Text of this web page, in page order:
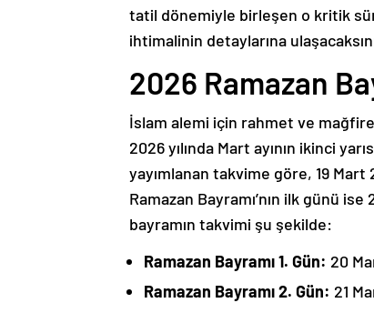
tatil dönemiyle birleşen o kritik
ihtimalinin detaylarına
2026 Ramazan
İslam alemi için rahmet ve
2026 yılında Mart ayının ikinci
yayımlanan takvime göre, 19
Ramazan Bayramı’nın ilk günü
bayramın takvimi şu şekilde:
Ramazan Bayramı 1. Gün: 20
Ramazan Bayramı 2. Gün: 21